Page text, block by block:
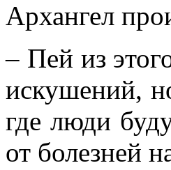
Архангел
– Пей из
искушений,
где люди
от болезней